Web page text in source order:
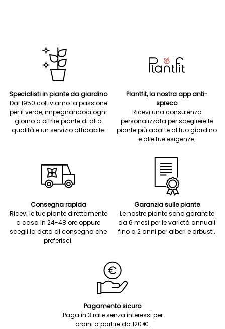
Specialisti in piante da giardino
Dal 1950 coltiviamo la passione
per il verde, impegnandoci ogni
giorno a offrire piante di alta
qualità e un servizio affidabile.
Plantfit, la nostra app anti-
spreco
Ricevi una consulenza
personalizzata per scegliere le
piante più adatte al tuo giardino
e alle tue esigenze.
Consegna rapida
Ricevi le tue piante direttamente
a casa in 24-48 ore oppure
scegli la data di consegna che
preferisci.
Garanzia sulle piante
Le nostre piante sono garantite
da 6 mesi per le varietà annuali
fino a 2 anni per alberi e arbusti.
Pagamento sicuro
Paga in 3 rate senza interessi per
ordini a partire da 120 €.